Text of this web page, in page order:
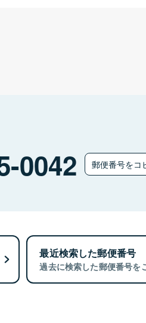
0042 郵便番号をコ
最近検索した郵便番号
過去に検索した郵便番号を